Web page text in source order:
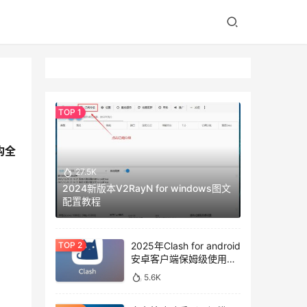
全
27.5K
2024新版本V2RayN for windows图文
配置教程
2025年Clash for android
安卓客户端保姆级使用教
程
5.6K